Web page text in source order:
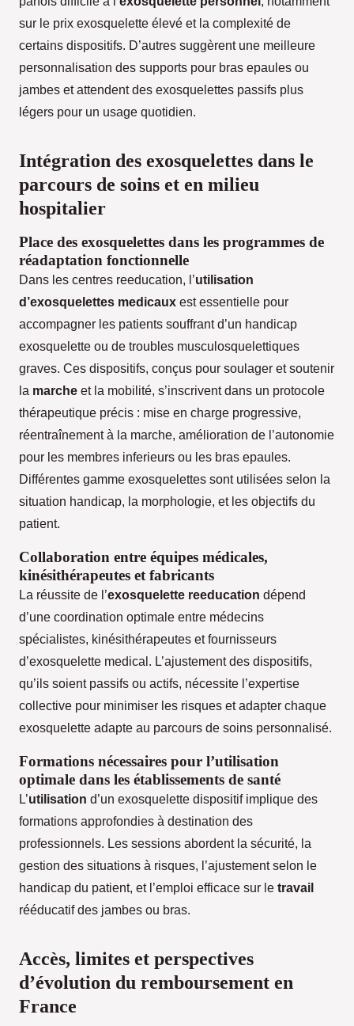
sur le prix exosquelette élevé et la complexité de
certains dispositifs. D’autres suggèrent une meilleure
personnalisation des supports pour bras epaules ou
jambes et attendent des exosquelettes passifs plus
légers pour un usage quotidien.
Intégration des exosquelettes dans le
parcours de soins et en milieu
hospitalier
Place des exosquelettes dans les programmes de
réadaptation fonctionnelle
Dans les centres reeducation, l’utilisation
d’exosquelettes medicaux est essentielle pour
accompagner les patients souffrant d’un handicap
exosquelette ou de troubles musculosquelettiques
graves. Ces dispositifs, conçus pour soulager et soutenir
la marche et la mobilité, s’inscrivent dans un protocole
thérapeutique précis : mise en charge progressive,
réentraînement à la marche, amélioration de l’autonomie
pour les membres inferieurs ou les bras epaules.
Différentes gamme exosquelettes sont utilisées selon la
situation handicap, la morphologie, et les objectifs du
patient.
Collaboration entre équipes médicales,
kinésithérapeutes et fabricants
La réussite de l’exosquelette reeducation dépend
d’une coordination optimale entre médecins
spécialistes, kinésithérapeutes et fournisseurs
d’exosquelette medical. L’ajustement des dispositifs,
qu’ils soient passifs ou actifs, nécessite l’expertise
collective pour minimiser les risques et adapter chaque
exosquelette adapte au parcours de soins personnalisé.
Formations nécessaires pour l’utilisation
optimale dans les établissements de santé
L’utilisation d’un exosquelette dispositif implique des
formations approfondies à destination des
professionnels. Les sessions abordent la sécurité, la
gestion des situations à risques, l’ajustement selon le
handicap du patient, et l’emploi efficace sur le travail
rééducatif des jambes ou bras.
Accès, limites et perspectives
d’évolution du remboursement en
France